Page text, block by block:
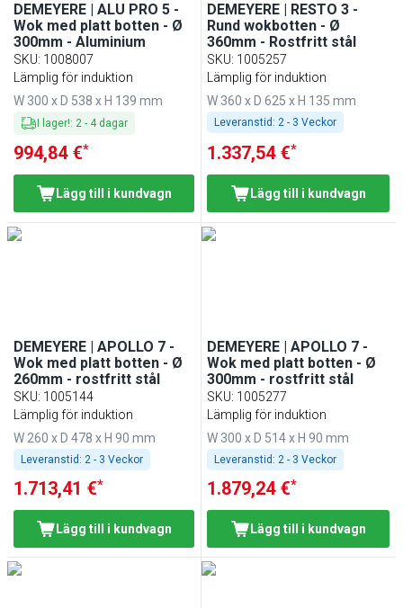
DEMEYERE | ALU PRO 5 -
Wok med platt botten - Ø
300mm - Aluminium
SKU: 1008007
Lämplig för induktion
W 300 x D 538 x H 139 mm
I lager!: 2- 4 dagar
994,84 €*
Lägg till i kundvagn
DEMEYERE | RESTO 3 -
Rund wokbotten - Ø
360mm - Rostfritt stål
SKU: 1005257
Lämplig för induktion
W 360 x D 625 x H 135 mm
Leveranstid: 2 - 3 Veckor
1.337,54 €*
Lägg till i kundvagn
DEMEYERE | APOLLO 7 -
Wok med platt botten - Ø
260mm - rostfritt stål
SKU: 1005144
Lämplig för induktion
W 260 x D 478 x H 90 mm
Leveranstid: 2 - 3 Veckor
1.713,41 €*
Lägg till i kundvagn
DEMEYERE | APOLLO 7 -
Wok med platt botten - Ø
300mm - rostfritt stål
SKU: 1005277
Lämplig för induktion
W 300 x D 514 x H 90 mm
Leveranstid: 2 - 3 Veckor
1.879,24 €*
Lägg till i kundvagn